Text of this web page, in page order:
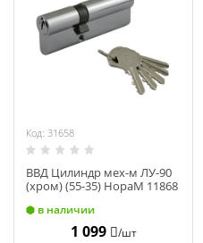
Код: 31658
ВВД Цилиндр мех-м ЛУ-90
(хром) (55-35) НораМ 11868
в наличии
1 099 /шт